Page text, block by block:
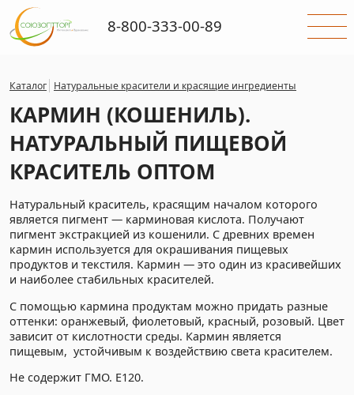
Каталог Натуральные красители и красящие ингредиенты
КАРМИН (КОШЕНИЛЬ).
НАТУРАЛЬНЫЙ ПИЩЕВОЙ
КРАСИТЕЛЬ ОПТОМ
Натуральный краситель, красящим началом которого
является пигмент — карминовая кислота. Получают
пигмент экстракцией из кошенили. С древних времен
кармин используется для окрашивания пищевых
продуктов и текстиля. Кармин — это один из красивейших
и наиболее стабильных красителей.
С помощью кармина продуктам можно придать разные
оттенки: оранжевый, фиолетовый, красный, розовый. Цвет
зависит от кислотности среды. Кармин является
пищевым, устойчивым к воздействию света красителем.
Не содержит ГМО. Е120.
8-800-333-00-89